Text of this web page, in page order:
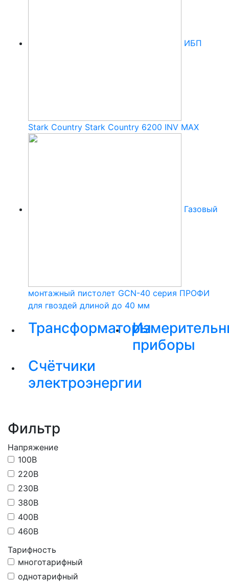
ИБП
Stark Country Stark Country 6200 INV MAX
Газовый
монтажный пистолет GCN-40 серия ПРОФИ
для гвоздей длиной до 40 мм
Трансформаторы
приборы
Счётчики
электроэнергии
Фильтр
Напряжение
100В
220В
230В
380В
400В
460В
Тарифность
многотарифный
однотарифный